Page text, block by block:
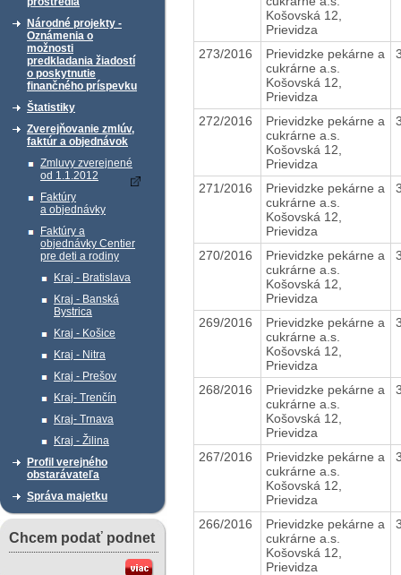
Národné projekty -
Oznámenia o
možnosti
predkladania žiadostí
o poskytnutie
finančného príspevku
Štatistiky
Zverejňovanie zmlúv,
faktúr a objednávok
Zmluvy zverejnené
od 1.1.2012
Faktúry
a objednávky
Faktúry a
objednávky Centier
pre deti a rodiny
Kraj - Bratislava
Kraj - Banská
Bystrica
Kraj - Košice
Kraj - Nitra
Kraj - Prešov
Kraj- Trenčín
Kraj- Trnava
Kraj - Žilina
Profil verejného
obstarávateľa
Správa majetku
Chcem podať podnet
Košovská 12,
Prievidza
273/2016
Prievidzke pekárne a
cukrárne a.s.
Košovská 12,
Prievidza
272/2016
Prievidzke pekárne a
cukrárne a.s.
Košovská 12,
Prievidza
271/2016
Prievidzke pekárne a
cukrárne a.s.
Košovská 12,
Prievidza
270/2016
Prievidzke pekárne a
cukrárne a.s.
Košovská 12,
Prievidza
269/2016
Prievidzke pekárne a
cukrárne a.s.
Košovská 12,
Prievidza
268/2016
Prievidzke pekárne a
cukrárne a.s.
Košovská 12,
Prievidza
267/2016
Prievidzke pekárne a
cukrárne a.s.
Košovská 12,
Prievidza
266/2016
Prievidzke pekárne a
cukrárne a.s.
Košovská 12,
Prievidza